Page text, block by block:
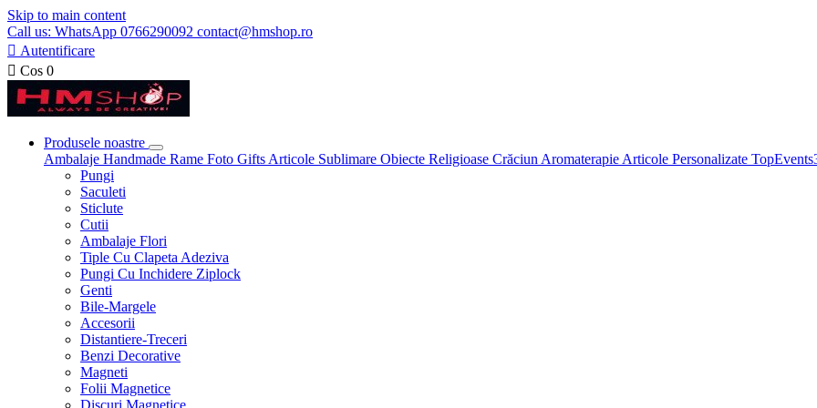
Skip to main content
Call us: WhatsApp 0766290092 contact@hmshop.ro
 Autentificare
 Cos 0
Produsele noastre
Ambalaje Handmade Rame Foto Gifts Articole Sublimare Obiecte Religioase Crăciun Aromaterapie Articole Personalizate
Pungi
Saculeti
Sticlute
Cutii
Ambalaje Flori
Tiple Cu Clapeta Adeziva
Pungi Cu Inchidere Ziplock
Genti
Bile-Margele
Accesorii
Distantiere-Treceri
Benzi Decorative
Magneti
Folii Magnetice
Discuri Magnetice